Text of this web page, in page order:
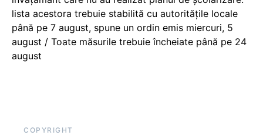
lista acestora trebuie stabilită cu autoritățile locale
până pe 7 august, spune un ordin emis miercuri, 5
august / Toate măsurile trebuie încheiate până pe 24
august
COPYRIGHT